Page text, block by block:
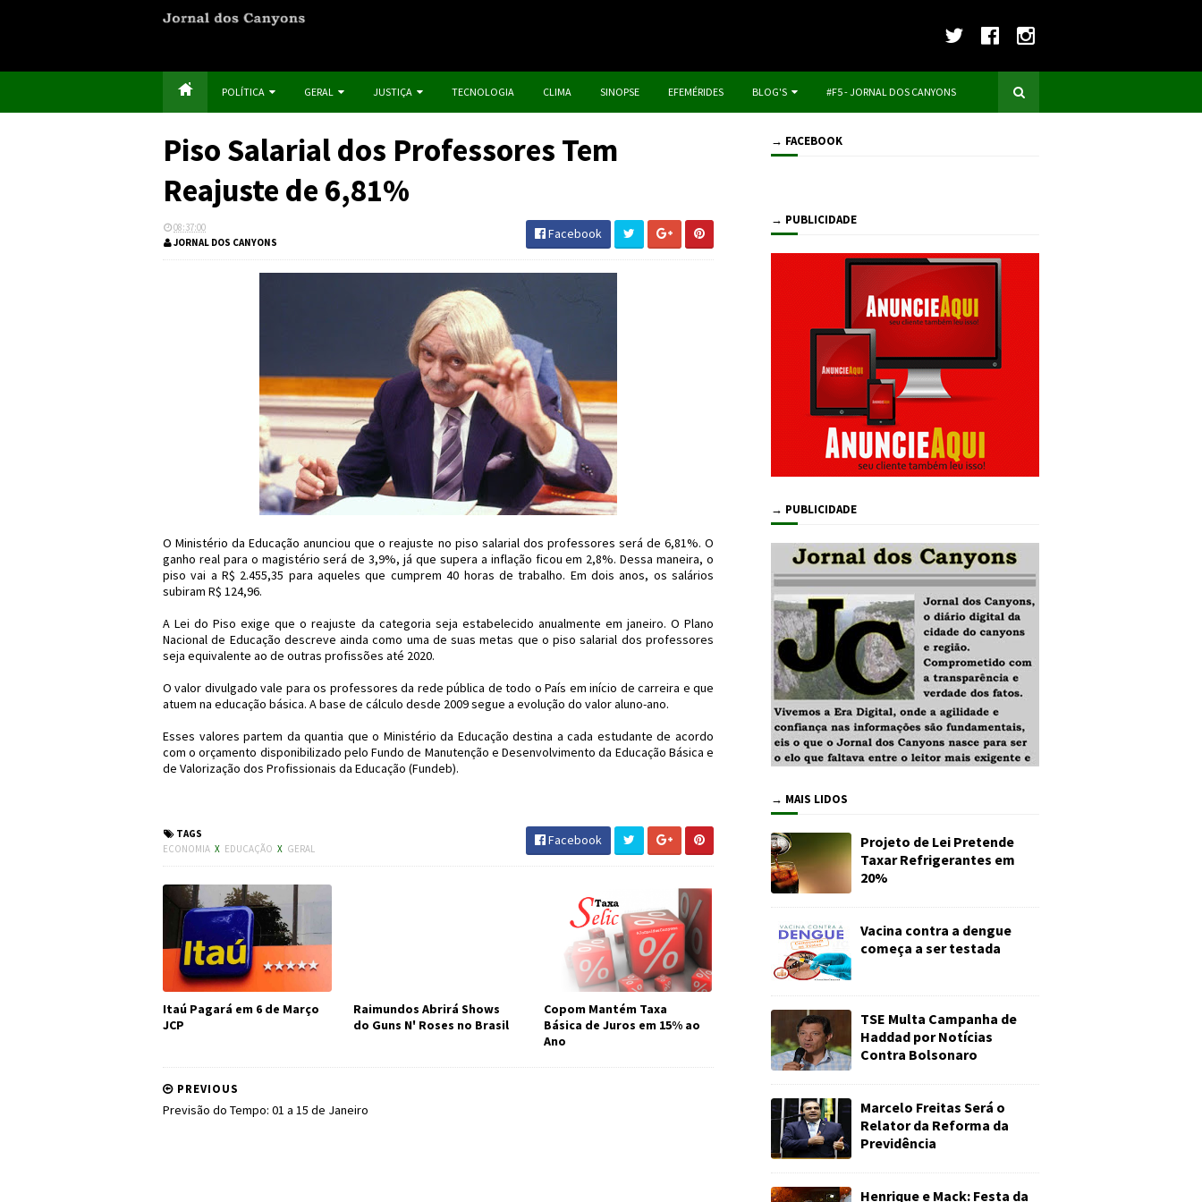
POLÍTICA GERAL JUSTIÇA TECNOLOGIA CLIMA SINOPSE EFEMÉRIDES BLOG'S #F5 - JORNAL DOS CANYONS
Piso Salarial dos Professores Tem
Reajuste de 6,81%
08:37:00
JORNAL DOS CANYONS
Facebook
O Ministério da Educação anunciou que o reajuste no piso salarial dos professores será de 6,81%. O
ganho real para o magistério será de 3,9%, já que supera a inflação ficou em 2,8%. Dessa maneira, o
piso vai a R$ 2.455,35 para aqueles que cumprem 40 horas de trabalho. Em dois anos, os salários
subiram R$ 124,96.
A Lei do Piso exige que o reajuste da categoria seja estabelecido anualmente em janeiro. O Plano
Nacional de Educação descreve ainda como uma de suas metas que o piso salarial dos professores
seja equivalente ao de outras profissões até 2020.
O valor divulgado vale para os professores da rede pública de todo o País em início de carreira e que
atuem na educação básica. A base de cálculo desde 2009 segue a evolução do valor aluno-ano.
Esses valores partem da quantia que o Ministério da Educação destina a cada estudante de acordo
com o orçamento disponibilizado pelo Fundo de Manutenção e Desenvolvimento da Educação Básica e
de Valorização dos Profissionais da Educação (Fundeb).
TAGS
ECONOMIA X EDUCAÇÃO X GERAL
Facebook
Itaú Pagará em 6 de Março
JCP
Raimundos Abrirá Shows
do Guns N' Roses no Brasil
Copom Mantém Taxa
Básica de Juros em 15% ao
Ano
PREVIOUS
Previsão do Tempo: 01 a 15 de Janeiro
→ FACEBOOK
→ PUBLICIDADE
→ PUBLICIDADE
→ MAIS LIDOS
Projeto de Lei Pretende
Taxar Refrigerantes em
20%
Vacina contra a dengue
começa a ser testada
TSE Multa Campanha de
Haddad por Notícias
Contra Bolsonaro
Marcelo Freitas Será o
Relator da Reforma da
Previdência
Henrique e Mack: Festa da